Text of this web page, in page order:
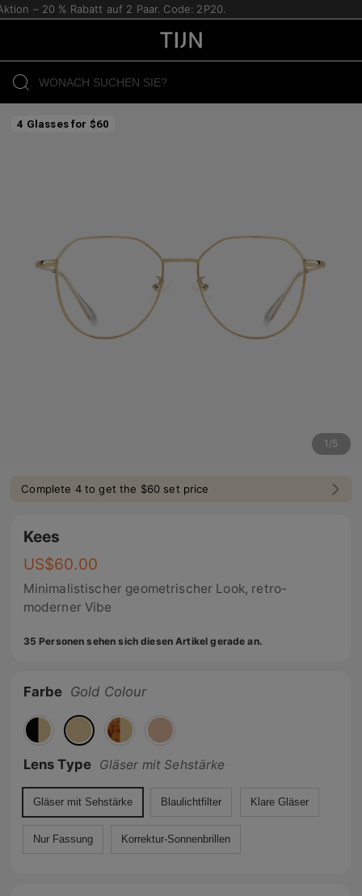
– 20 % Rabatt auf 2 Paar. Code: 2P20.
4 Glasses for $60
1 /5
Complete 4 to get the $60 set price
Kees
US$60.00
Minimalistischer geometrischer Look, retro-
moderner Vibe
35 Personen sehen sich diesen Artikel gerade an.
Farbe Gold Colour
Lens Type Gläser mit Sehstärke
Gläser mit Sehstärke Blaulichtfilter Klare Gläser
Nur Fassung Korrektur-Sonnenbrillen